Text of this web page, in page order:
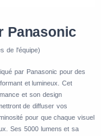
Panasonic
de l'équipe)
par Panasonic pour des
et lumineux. Cet
et son design
de diffuser vos
pour que chaque visuel
Ses 5000 lumens et sa